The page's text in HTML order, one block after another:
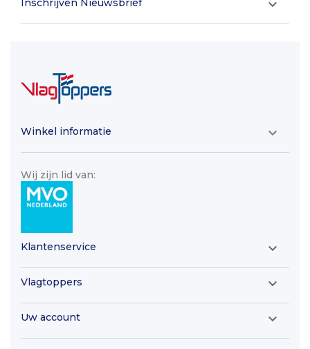
Inschrijven Nieuwsbrief 
Winkel informatie 
Wij zijn lid van:
Klantenservice 
Vlagtoppers 
Uw account 